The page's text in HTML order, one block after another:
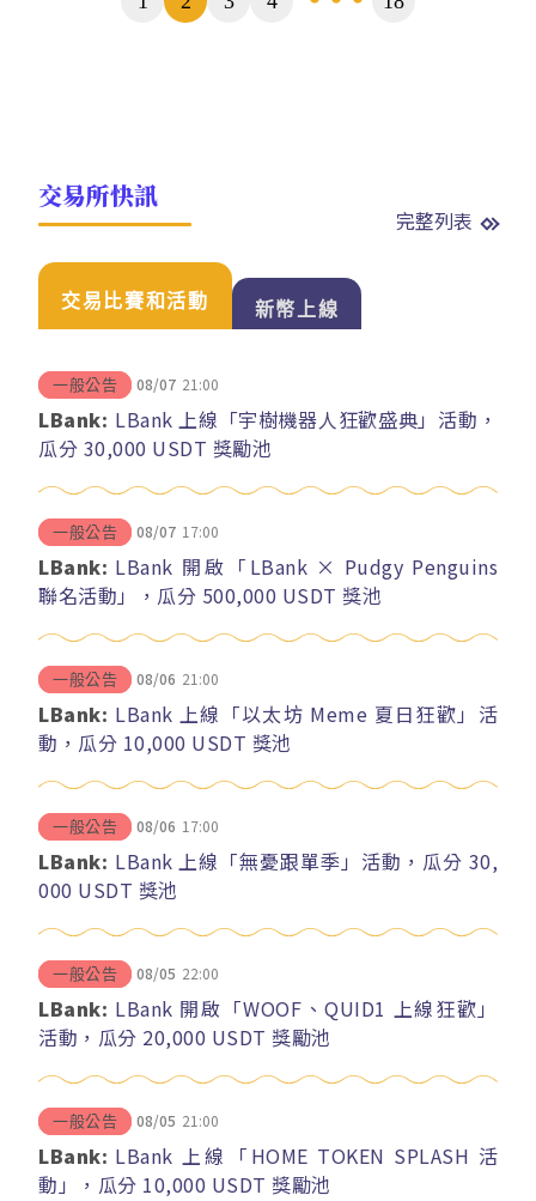
...
交易所快訊
完整列表
交易比賽和活動 新幣上線
一般公告 08/07 21:00
LBank: LBank 上線「宇樹機器人狂歡盛典」活動，
瓜分 30,000 USDT 獎勵池
一般公告 08/07 17:00
LBank: LBank 開啟「LBank × Pudgy Penguins
聯名活動」，瓜分 500,000 USDT 獎池
一般公告 08/06 21:00
LBank: LBank 上線「以太坊 Meme 夏日狂歡」活
動，瓜分 10,000 USDT 獎池
一般公告 08/06 17:00
LBank: LBank 上線「無憂跟單季」活動，瓜分 30,
000 USDT 獎池
一般公告 08/05 22:00
LBank: LBank 開啟「WOOF、QUID1 上線狂歡」
活動，瓜分 20,000 USDT 獎勵池
一般公告 08/05 21:00
LBank: LBank 上線「HOME TOKEN SPLASH 活
動」，瓜分 10,000 USDT 獎勵池